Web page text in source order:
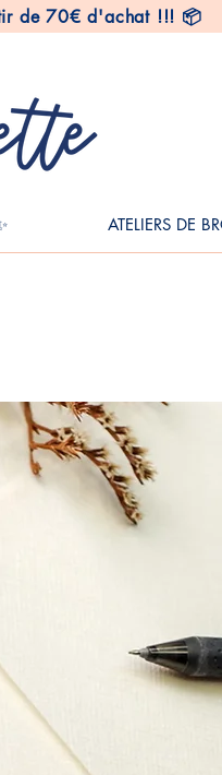
de 70€ d'achat !!! 📦
ATELIERS DE